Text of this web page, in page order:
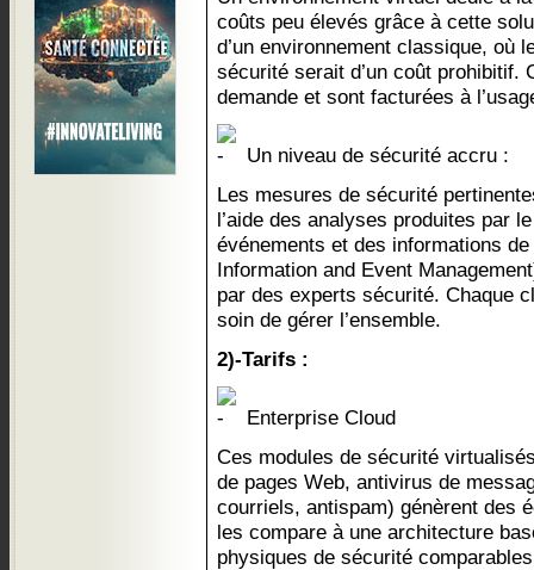
coûts peu élevés grâce à cette
d’un environnement classique, où
sécurité serait d’un coût prohibitif.
demande et sont facturées à
Un niveau de sécurité accru :
Les mesures de sécurité
l’aide des analyses produites par
événements et des informations
Information and Event
par des experts sécurité. Chaque
soin de gérer l’ensemble.
2)-Tarifs :
Enterprise Cloud
Ces modules de sécurité
de pages Web, antivirus de
courriels, antispam) génèrent des
les compare à une architecture
physiques de sécurité